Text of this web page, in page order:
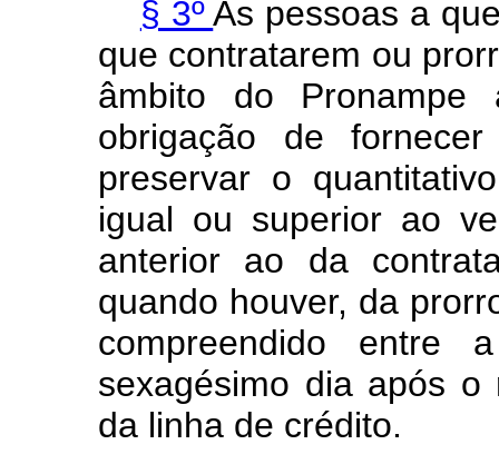
§ 3ºAs pessoas a
que contratarem ou
âmbito do Pronampe
obrigação de
preservar o
igual ou superior ao
anterior ao da
quando houver, da
compreendido
sexagésimo dia após o
da linha de crédito.